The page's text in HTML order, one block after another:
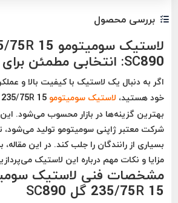
بررسی محصول
SC890: انتخابی مطمئن برای رانندگی ایمن
اگر به دنبال یک لاستیک با کیفیت بالا و
خود هستید، لاستیک سومیتومو
بهترین گزینه‌ها در بازار محسوب می‌شود.
شرکت معتبر ژاپنی سومیتومو تولید
بسیاری از رانندگان را جلب کند. در این
مزایا و نکات مهم درباره این لاستیک
مشخصات فنی لاستیک
235/75R 15 گل SC890